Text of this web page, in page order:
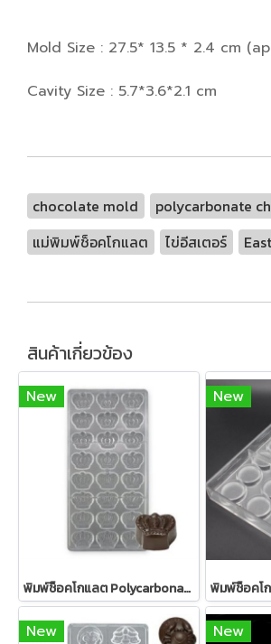
Mold Size : 27.5* 13.5 * 2.4 cm
Cavity Size : 5.7*3.6*2.1 cm
chocolate mold
polycarbonate
แม่พิมพ์ช็อคโกแลต
ไข่อีสเตอร์
สินค้าเกี่ยวข้อง
New
พิมพ์ช็อคโกแลต Polycarbonate รูปมงกุฎ (2026)
New
New New